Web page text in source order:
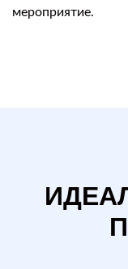
мероприятие.